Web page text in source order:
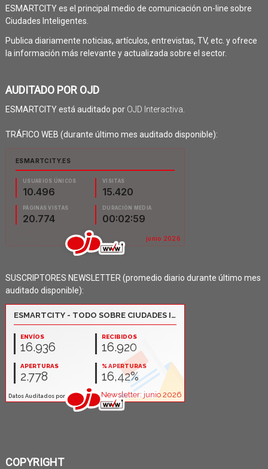
ESMARTCITY es el principal medio de comunicación on-line sobre
Ciudades Inteligentes.
Publica diariamente noticias, artículos, entrevistas, TV, etc. y ofrece
la información más relevante y actualizada sobre el sector.
AUDITADO POR OJD
ESMARTCITY está auditado por OJD Interactiva
TRÁFICO WEB (durante último mes auditado disponible):
SUSCRIPTORES NEWSLETTER (promedio diario durante último mes
auditado disponible):
COPYRIGHT